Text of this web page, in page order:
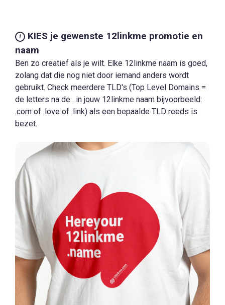
1
KIES je gewenste 12linkme promotie en
naam
Ben zo creatief als je wilt. Elke 12linkme naam is goed,
zolang dat die nog niet door iemand anders wordt
gebruikt. Check meerdere TLD's (Top Level Domains =
de letters na de . in jouw 12linkme naam bijvoorbeeld:
.com of .love of .link) als een bepaalde TLD reeds is
bezet.